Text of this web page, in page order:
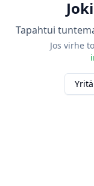
Tapahtui
Jos virhe